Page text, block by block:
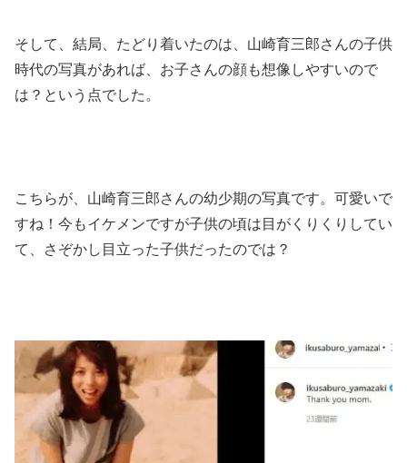
そして、結局、たどり着いたのは、山崎育三郎さんの子供
時代の写真があれば、お子さんの顔も想像しやすいので
は？という点でした。
こちらが、山崎育三郎さんの幼少期の写真です。可愛いで
すね！今もイケメンですが子供の頃は目がくりくりしてい
て、さぞかし目立った子供だったのでは？